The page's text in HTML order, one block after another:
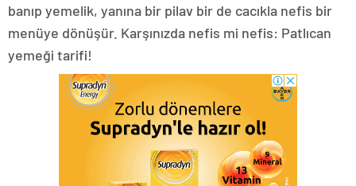
banıp yemelik, yanına bir pilav bir de cacıkla nefis bir
menüye dönüşür. Karşınızda nefis mi nefis: Patlıcan
yemeği tarifi!